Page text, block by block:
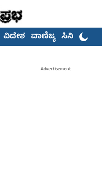
ವಿದೇಶ ವಾಣಿಜ್ಯ ಸಿನಿಮಾ
Advertisement